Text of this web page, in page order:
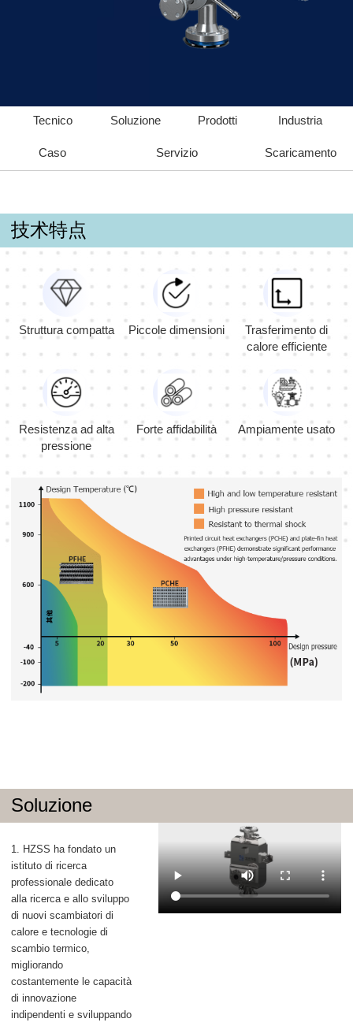
Tecnico Soluzione Prodotti Industria
Caso Servizio Scaricamento
技术特点
Struttura compatta Piccole dimensioni
Trasferimento di
calore efficiente
Resistenza ad alta
pressione
Forte affidabilità Ampiamente usato
Soluzione
1. HZSS ha fondato un
istituto di ricerca
professionale dedicato
alla ricerca e allo sviluppo
di nuovi scambiatori di
calore e tecnologie di
scambio termico,
migliorando
costantemente le capacità
di innovazione
indipendenti e sviluppando